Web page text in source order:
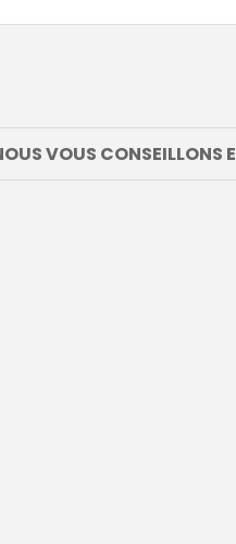
VOUS CONSEILLONS